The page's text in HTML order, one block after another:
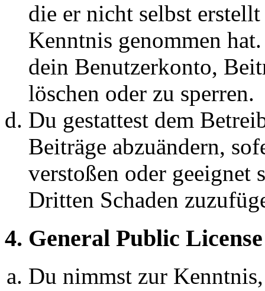
die er nicht selbst
Kenntnis genommen
dein Benutzerkonto,
löschen oder zu sperren.
Du gestattest dem
Beiträge abzuändern,
verstoßen oder geeignet
Dritten Schaden
4. General Public License
Du nimmst zur